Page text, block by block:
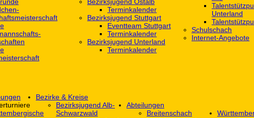
Terminkalender
Bezirksjugend Stuttgart
‎Eventteam Stuttgart
Terminkalender
Bezirksjugend Unterland
Terminkalender
Unterland
Schulschach
Internet-Angebote
Bezirke & Kreise
Bezirksjugend Alb-
Schwarzwald
Abteilungen
Breitenschach